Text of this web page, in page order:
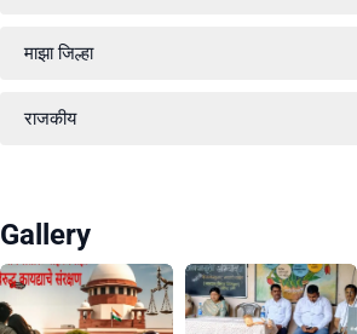
माझा जिल्हा
राजकीय
Gallery